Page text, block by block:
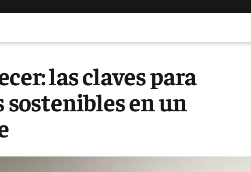
las claves para
en un